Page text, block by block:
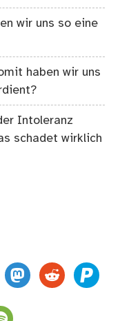
wir uns so eine
haben wir uns
Intoleranz
schadet wirklich
mastodon
reddit paypal